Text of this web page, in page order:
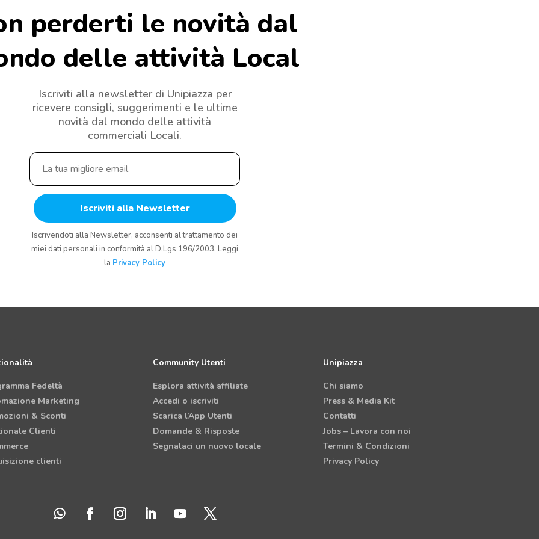
perderti le novità dal
delle attività Local
Iscriviti alla newsletter di Unipiazza per
ricevere consigli, suggerimenti e le ultime
novità dal mondo delle attività
commerciali Locali.
Iscrivendoti alla Newsletter, acconsenti al trattamento dei
miei dati personali in conformità al D.Lgs 196/2003. Leggi
la Privacy Policy
Fedeltà
Marketing
& Sconti
Clienti
clienti
Community Utenti
Esplora attività affiliate
Accedi o iscriviti
Scarica l’App Utenti
Domande & Risposte
Segnalaci un nuovo locale
Unipiazza
Chi siamo
Press & Media Kit
Contatti
Jobs – Lavora con noi
Termini & Condizioni
Privacy Policy